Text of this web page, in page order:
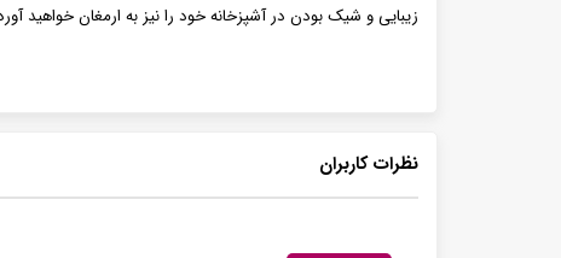
زیبایی و شیک بودن در آشپزخانه خود را نیز به ارمغان خواهید
نظرات کاربران